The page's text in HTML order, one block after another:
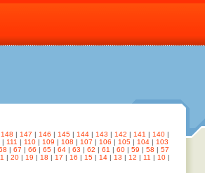
148 | 147 | 146 | 145 | 144 | 143 | 142 | 141 | 140 |
| 111 | 110| 109 | 108 | 107 | 106 | 105| 104| 103
| 67 | 66 | 65| 64| 63 | 62 | 61 | 60| 59 | 58 | 57
| 20| 19 | 18 | 17 | 16 | 15| 14| 13 | 12 | 11 | 10|